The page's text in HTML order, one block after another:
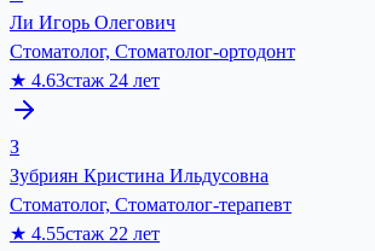
Ли Игорь Олегович
Стоматолог, Стоматолог-ортодонт
★ 4.63стаж 24 лет
З
Зубриян Кристина Ильдусовна
Стоматолог, Стоматолог-терапевт
★ 4.55стаж 22 лет